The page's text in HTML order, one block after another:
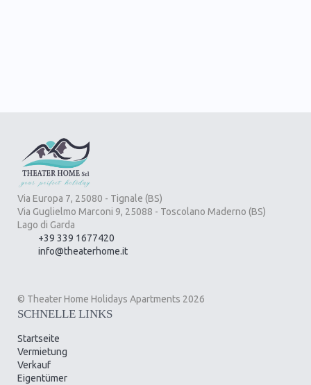
Via Europa 7, 25080 - Tignale (BS)
Via Guglielmo Marconi 9, 25088 - Toscolano Maderno (BS)
Lago di Garda
+39 339 1677420
info@theaterhome.it
© Theater Home Holidays Apartments 2026
SCHNELLE LINKS
Startseite
Vermietung
Verkauf
Eigentümer